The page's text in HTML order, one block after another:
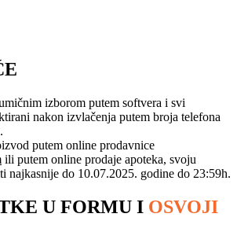
izborom putem softvera i svi
nakon izvlačenja putem broja telefona
putem online prodavnice
ili putem online prodaje apoteka, svoju
najkasnije do 10.07.2025. godine do 23:59h.
U FORMU I OSVOJI